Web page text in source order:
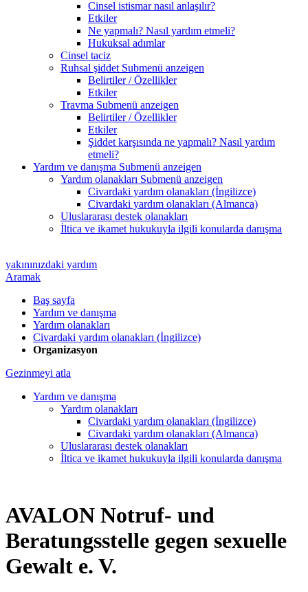
Cinsel istismar nasıl anlaşılır?
Etkiler
Ne yapmalı? Nasıl yardım etmeli?
Hukuksal adımlar
Cinsel taciz
Ruhsal şiddet Submenü anzeigen
Belirtiler / Özellikler
Etkiler
Travma Submenü anzeigen
Belirtiler / Özellikler
Etkiler
Şiddet karşısında ne yapmalı? Nasıl yardım
etmeli?
Yardım ve danışma Submenü anzeigen
Yardım olanakları Submenü anzeigen
Civardaki yardım olanakları (İngilizce)
Civardaki yardım olanakları (Almanca)
Uluslararası destek olanakları
İltica ve ikamet hukukuyla ilgili konularda danışma
yakınınızdaki yardım
Aramak
Baş sayfa
Yardım ve danışma
Yardım olanakları
Civardaki yardım olanakları (İngilizce)
Organizasyon
Gezinmeyi atla
Yardım ve danışma
Yardım olanakları
Civardaki yardım olanakları (İngilizce)
Civardaki yardım olanakları (Almanca)
Uluslararası destek olanakları
İltica ve ikamet hukukuyla ilgili konularda danışma
AVALON Notruf- und
Beratungsstelle gegen sexuelle
Gewalt e. V.